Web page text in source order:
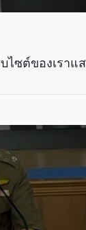
ไซต์ของเราแ